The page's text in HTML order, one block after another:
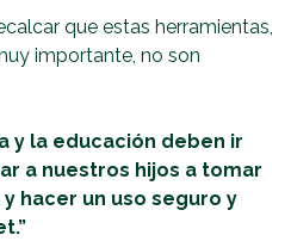
que estas herramientas,
importante, no son
y la educación deben ir
a nuestros hijos a tomar
hacer un uso seguro y